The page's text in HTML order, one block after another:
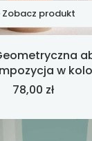
Zobacz produkt
w
Cena
78,00 zł